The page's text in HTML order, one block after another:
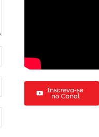
Inscreva-se
no Canal